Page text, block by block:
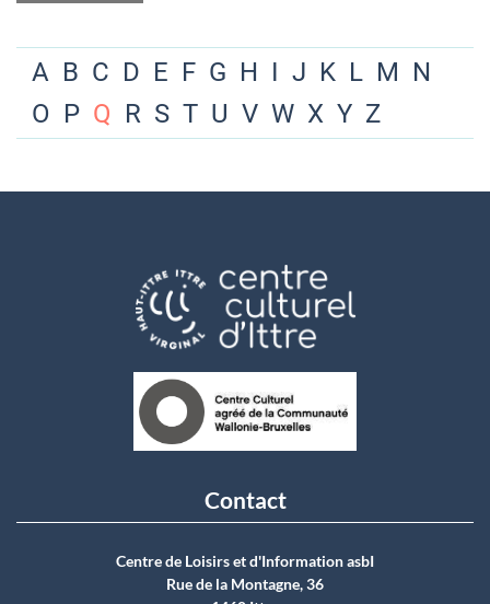
A B C D E F G H I J K L M N
O P Q R S T U V W X Y Z
Contact
Centre de Loisirs et d'Information asbI
Rue de la Montagne, 36